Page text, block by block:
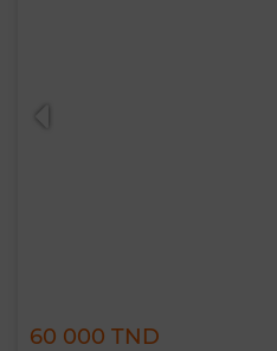
60 000 TND